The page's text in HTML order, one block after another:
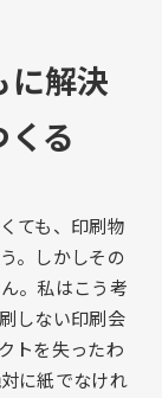
に解決
る
ても、印刷物
。しかしその
。私はこう考
しない印刷会
トを失ったわ
に紙でなけれ